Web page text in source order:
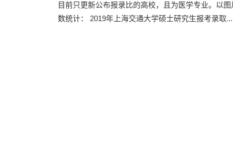
目前只更新公布报录比的高校，且为医学专业。以
数统计： 2019年上海交通大学硕士研究生报考录取...